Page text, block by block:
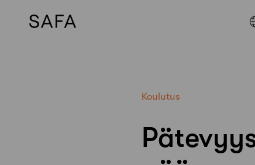
Koulutus